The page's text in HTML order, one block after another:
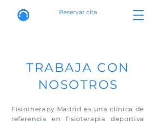
Reservar cita
TRABAJA CON
NOSOTROS
Fisiotherapy Madrid es una clínica de
referencia en fisioterapia deportiva